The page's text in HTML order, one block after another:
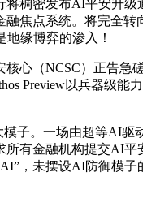
密发布AI平安升级
焦点系统。将完全
缘博弈的渗入！
（NCSC）正告急
Preview以兵器级
。一场由超等AI驱
有金融机构提交AI
，未摆设AI防御模